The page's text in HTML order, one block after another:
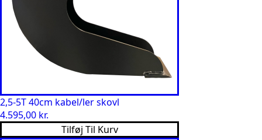
2,5-5T 40cm kabel/ler skovl
4.595,00 kr.
Tilføj Til Kurv